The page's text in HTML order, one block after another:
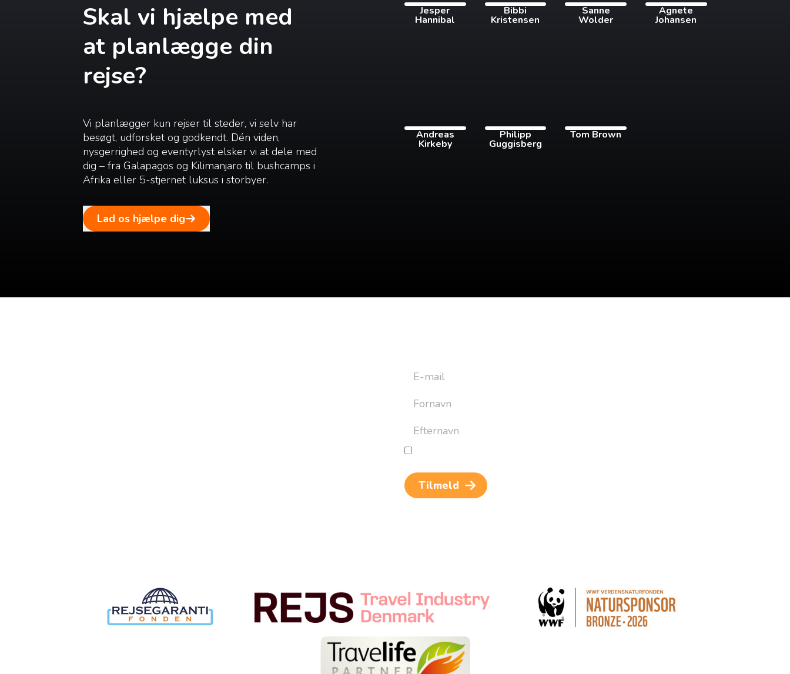
Skal vi hjælpe med
at planlægge din
rejse?
Vi planlægger kun rejser til steder, vi selv har
besøgt, udforsket og godkendt. Dén viden,
nysgerrighed og eventyrlyst elsker vi at dele med
dig – fra Galapagos og Kilimanjaro til bushcamps i
Afrika eller 5-stjernet luksus i storbyer.
Lad os hjælpe dig
Jesper
Hannibal
Bibbi
Kristensen
Sanne
Wolder
Agnete
Johansen
Andreas
Kirkeby
Philipp
Guggisberg
Tom Brown